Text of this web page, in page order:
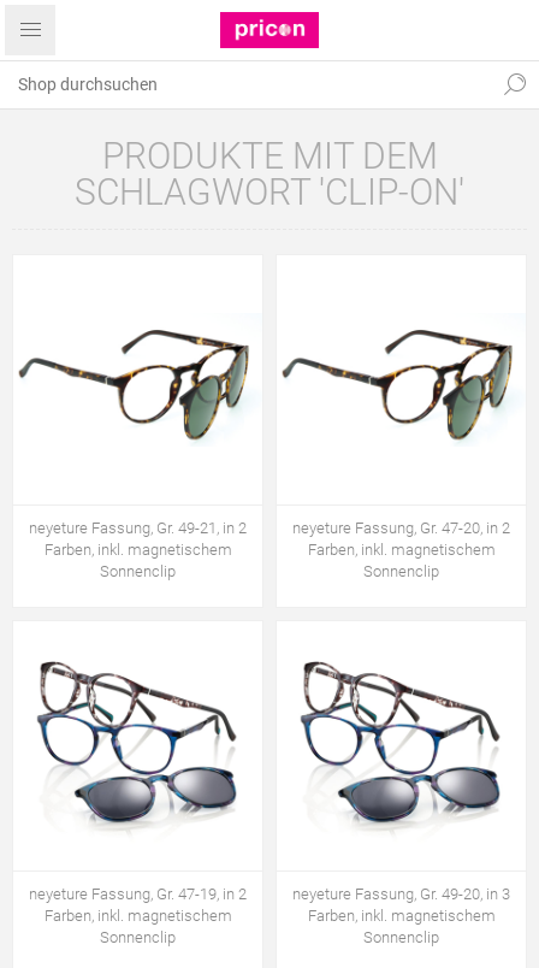
PRODUKTE MIT DEM
SCHLAGWORT 'CLIP-ON'
neyeture Fassung, Gr. 49-21, in 2
Farben, inkl. magnetischem
Sonnenclip
neyeture Fassung, Gr. 47-20, in 2
Farben, inkl. magnetischem
Sonnenclip
neyeture Fassung, Gr. 47-19, in 2
Farben, inkl. magnetischem
Sonnenclip
neyeture Fassung, Gr. 49-20, in 3
Farben, inkl. magnetischem
Sonnenclip